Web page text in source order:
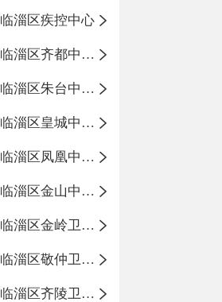
临淄区疾控中心
临淄区齐都中心卫生院
临淄区朱台中心卫生院
临淄区皇城中心卫生院
临淄区凤凰中心卫生院
临淄区金山中心卫生院
临淄区金岭卫生院
临淄区敬仲卫生院
临淄区齐陵卫生院